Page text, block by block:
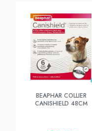
BEAPHAR COLLIER
CANISHIELD 48CM